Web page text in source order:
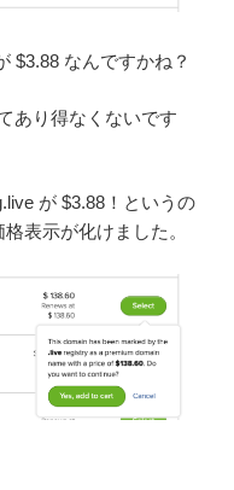
$3.88 なんですかね？
あり得なくないです
が $3.88！というの
表示が化けました。